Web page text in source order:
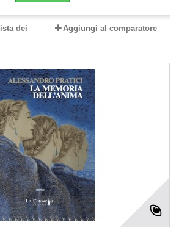
dei
Aggiungi al comparatore